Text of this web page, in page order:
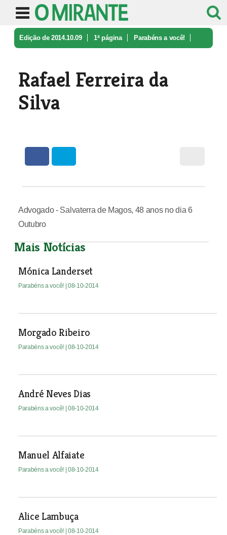
Edição de 2014.10.09 1ª página Parabéns a você!
Rafael Ferreira da
Silva
Advogado - Salvaterra de Magos, 48 anos no dia 6
Outubro
Mais Notícias
Mónica Landerset
Parabéns a você! | 08-10-2014
Morgado Ribeiro
Parabéns a você! | 08-10-2014
André Neves Dias
Parabéns a você! | 08-10-2014
Manuel Alfaiate
Parabéns a você! | 08-10-2014
Alice Lambuça
Parabéns a você! | 08-10-2014